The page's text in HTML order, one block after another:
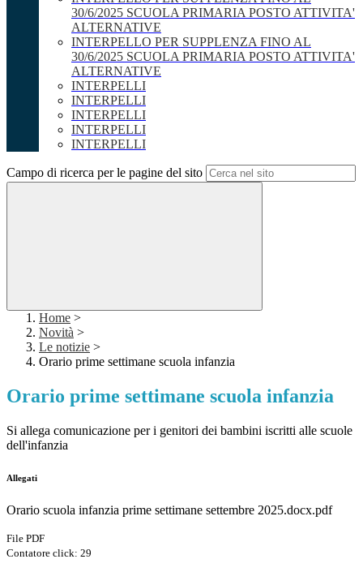
30/6/2025 SCUOLA PRIMARIA POSTO ATTIVITA'
ALTERNATIVE
INTERPELLO PER SUPPLENZA FINO AL
30/6/2025 SCUOLA PRIMARIA POSTO ATTIVITA'
ALTERNATIVE
INTERPELLI
INTERPELLI
INTERPELLI
INTERPELLI
INTERPELLI
Campo di ricerca per le pagine del sito
Home >
Novità >
Le notizie >
Orario prime settimane scuola infanzia
Orario prime settimane scuola infanzia
Si allega comunicazione per i genitori dei bambini iscritti alle scuole
dell'infanzia
Allegati
Orario scuola infanzia prime settimane settembre 2025.docx.pdf
File PDF
Contatore click: 29